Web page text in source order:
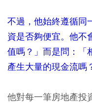
不過，他始終遵循同
資是否夠便宜。他不
值嗎？」而是問：「
產生大量的現金流嗎
他對每一筆房地產投